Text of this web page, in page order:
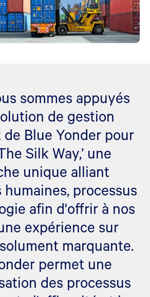
sommes appuyés
de gestion
Blue Yonder pour
Silk Way,’ une
unique alliant
humaines, processus
afin d'offrir à nos
expérience sur
marquante.
permet une
des processus